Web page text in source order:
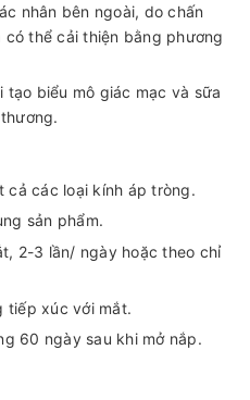
nhân bên ngoài, do chấn
thể cải thiện bằng phương
biểu mô giác mạc và sữa
cả các loại kính áp tròng.
sản phẩm.
2-3 lần/ ngày hoặc theo chỉ
tiếp xúc với mắt.
60 ngày sau khi mở nắp.